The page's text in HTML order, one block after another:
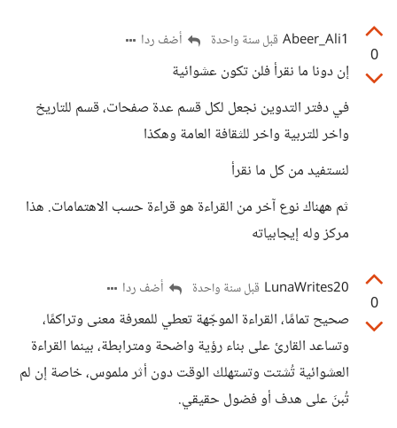
0
Abeer_Ali1 قبل سنة واحدة أضف ردا
إن دونا ما نقرأ فلن تكون عشوائية
في دفتر التدوين نجعل لكل قسم عدة صفحات، قسم للتاريخ
واخر للتربية واخر للثقافة العامة وهكذا
لنستفيد من كل ما نقرأ
ثم ههناك نوع آخر من القراءة هو قراءة حسب الاهتمامات. هذا
مركز وله إيجابياته
0
LunaWrites20 قبل سنة واحدة أضف ردا
صحيح تمامًا، القراءة الموجّهة تعطي للمعرفة معنى وتراكمًا،
وتساعد القارئ على بناء رؤية واضحة ومترابطة، بينما القراءة
العشوائية تُشتت وتستهلك الوقت دون أثر ملموس، خاصة إن لم
تُبنَ على هدف أو فضول حقيقي.